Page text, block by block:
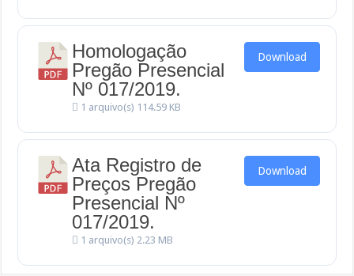
Homologação
Pregão Presencial
Nº 017/2019.
1 arquivo(s) 114.59 KB
Download
Ata Registro de
Preços Pregão
Presencial Nº
017/2019.
1 arquivo(s) 2.23 MB
Download